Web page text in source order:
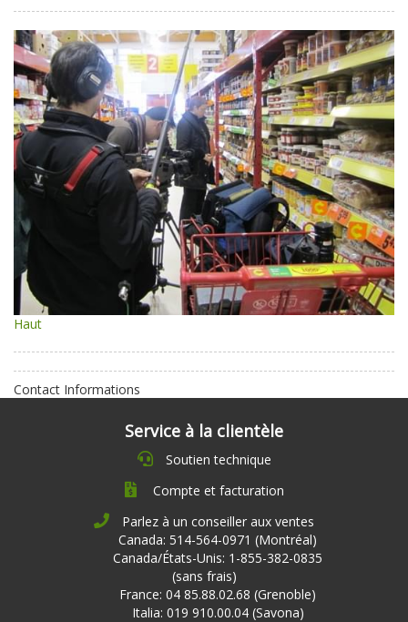
Haut
Contact Informations
Service à la clientèle
Soutien technique
Compte et facturation
Parlez à un conseiller aux ventes
Canada: 514-564-0971 (Montréal)
Canada/États-Unis: 1-855-382-0835
(sans frais)
France: 04 85.88.02.68 (Grenoble)
Italia: 019 910.00.04 (Savona)